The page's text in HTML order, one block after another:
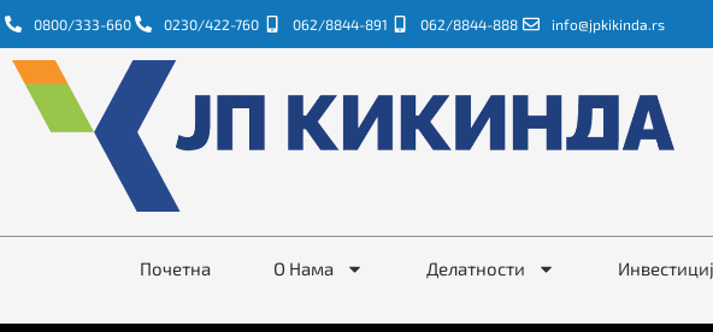
0800/333-660 0230/422-760 062/8844-891 062/8844-888 info@jpkikinda.rs
Почетна О Нама Делатности